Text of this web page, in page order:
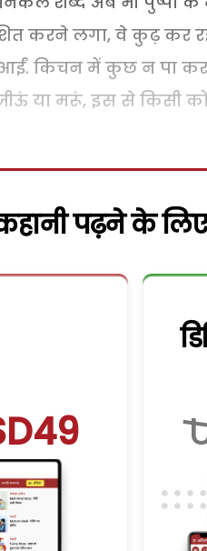
करने लगा, वे कुढ़ कर
किचन में कुछ न पा कर
या मरूं, इस से किसी
पढ़ने के